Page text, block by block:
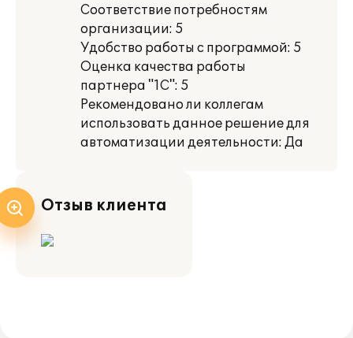
Соответствие потребностям
организации: 5
Удобство работы с программой: 5
Оценка качества работы
партнера "1С": 5
Рекомендовано ли коллегам
использовать данное решение для
автоматизации деятельности: Да
Отзыв клиента